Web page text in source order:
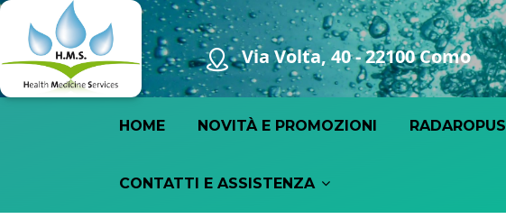
Via Volta, 40 - 22100 Como
Main navigation
HOME NOVITÀ E PROMOZIONI RADAROPUS
CONTATTI E ASSISTENZA